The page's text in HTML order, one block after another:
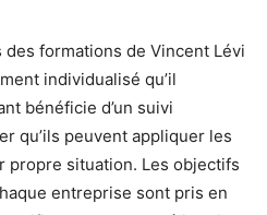
des formations de Vincent Lévi
individualisé qu’il
bénéficie d’un suivi
qu’ils peuvent appliquer les
propre situation. Les objectifs
entreprise sont pris en